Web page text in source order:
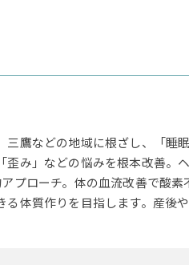
鷹などの地域に根ざし、「睡
み」などの悩みを根本改善。
プローチ。体の血流改善で酸
体質作りを目指します。産後